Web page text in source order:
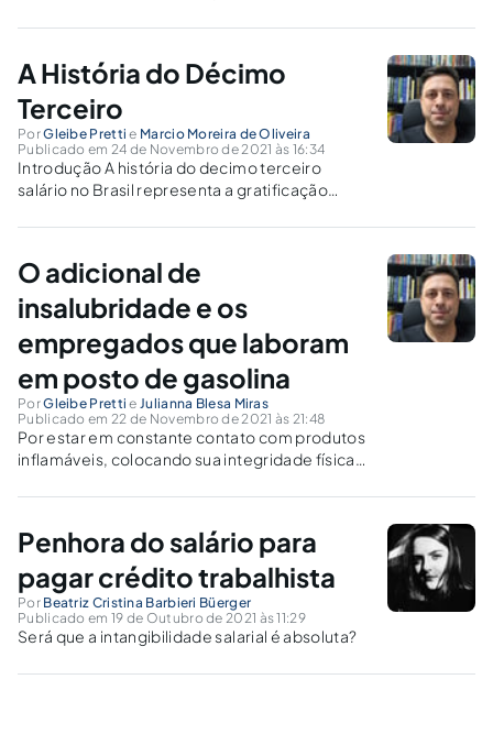
regra.
A História do Décimo
Terceiro
PorGleibe Pretti e Marcio Moreira de Oliveira
Publicado em 24 de Novembro de 2021 às 16:34
Introdução A história do decimo terceiro
salário no Brasil representa a gratificação
Esta gratificação e instituída em alguns países
Patronal. O seu valor aproxima o valor...
O adicional de
insalubridade e os
empregados que laboram
em posto de gasolina
PorGleibe Pretti e Julianna Blesa Miras
Publicado em 22 de Novembro de 2021 às 21:48
Por estar em constante contato com produtos
inflamáveis, colocando sua integridade física
gasolina tem direito ao adicional de
Penhora do salário para
pagar crédito trabalhista
Por Beatriz Cristina Barbieri Büerger
Publicado em 19 de Outubro de 2021 às 11:29
Será que a intangibilidade salarial é absoluta?